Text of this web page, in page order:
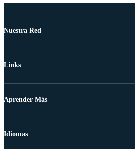
Nuestra Red
Links
Aprender Más
Idiomas